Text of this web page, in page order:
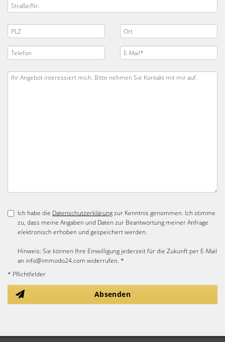
Ich habe die Datenschutzerklärungzur Kenntnis genommen. Ich stimme
zu, dass meine Angaben und Daten zur Beantwortung meiner Anfrage
elektronisch erhoben und gespeichert werden.
Hinweis: Sie können Ihre Einwilligung jederzeit für die Zukunft per E-Mail
an info@immodo24.com widerrufen. *
* Pflichtfelder
Absenden